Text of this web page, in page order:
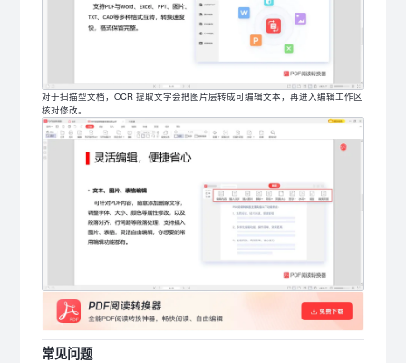
对于扫描型文档，OCR 提取文字会把图片层转成可编辑文本，再进入编辑工作区
核对修改。
常见问题